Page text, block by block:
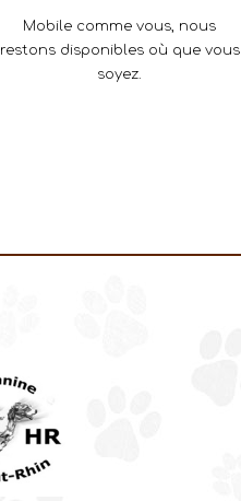
Mobile comme vous, nous
restons disponibles où que vous
soyez.